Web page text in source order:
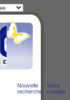
Nouvelle
recherche
Votre
compte